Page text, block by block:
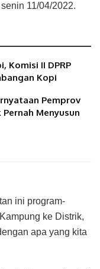
11/04/2022.
Komisi II DPRP
Kopi
Pemprov
Pernah Menyusun
ini program-
ke Distrik,
apa yang kita